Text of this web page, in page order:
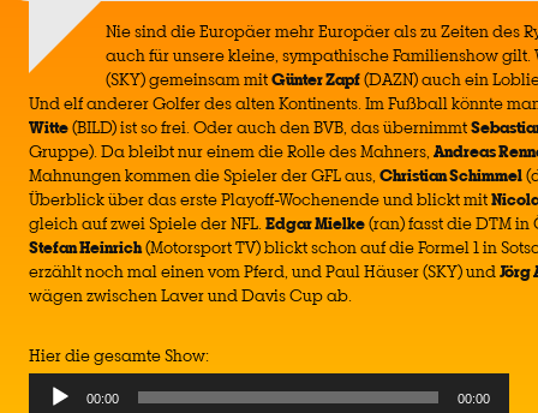
Nie sind die Europäer mehr Europäer als zu Zeiten des
auch für unsere kleine, sympathische Familienshow gilt.
(SKY) gemeinsam mitGünter Zapf(DAZN) auch ein
Und elf anderer Golfer des alten Kontinents. Im Fußball könnte
Witte(BILD) ist so frei. Oder auch den BVB, das übernimmt
Gruppe). Da bleibt nur einem die Rolle des Mahners, Andreas
Mahnungen kommen die Spieler der GFL aus, Christian Schimmel
Überblick über das erste Playoff-Wochenende und blickt mit
gleich auf zwei Spiele der NFL.Edgar Mielke(ran) fasst die DTM in
Stefan Heinrich(Motorsport TV) blickt schon auf die Formel 1 in
erzählt noch mal einen vom Pferd, und Paul Häuser (SKY) undJörg
wägen zwischen Laver und Davis Cup ab.
Hier die gesamte Show:
Audio
00:00 00:00